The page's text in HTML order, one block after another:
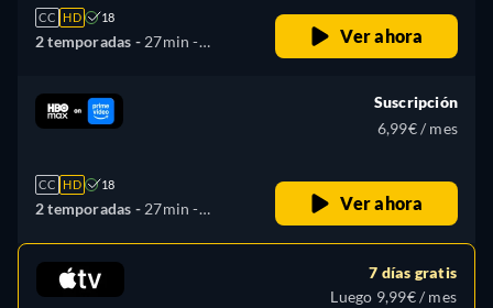
CC HD 18
2 temporadas - 27min -
Ver ahora
CC HD 18
2 temporadas - 27min -
Suscripción
6,99€ / mes
Ver ahora
7 días gratis
Luego 9,99€ / mes